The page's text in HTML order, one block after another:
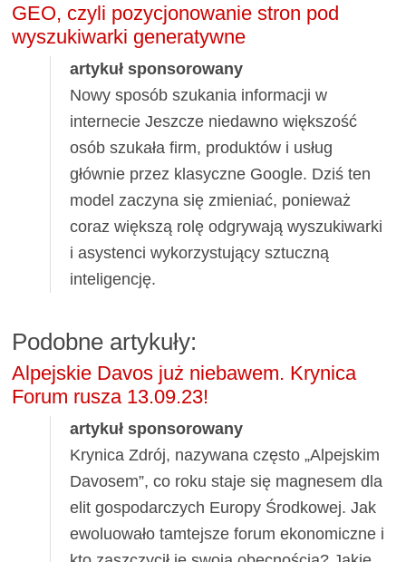
GEO, czyli pozycjonowanie stron pod
wyszukiwarki generatywne
artykuł sponsorowany
Nowy sposób szukania informacji w
internecie Jeszcze niedawno większość
osób szukała firm, produktów i usług
głównie przez klasyczne Google. Dziś ten
model zaczyna się zmieniać, ponieważ
coraz większą rolę odgrywają wyszukiwarki
i asystenci wykorzystujący sztuczną
inteligencję.
Podobne artykuły:
Alpejskie Davos już niebawem. Krynica
Forum rusza 13.09.23!
artykuł sponsorowany
Krynica Zdrój, nazywana często „Alpejskim
Davosem”, co roku staje się magnesem dla
elit gospodarczych Europy Środkowej. Jak
ewoluowało tamtejsze forum ekonomiczne i